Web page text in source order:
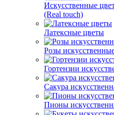
Искусственные
(Real touch)
Латексные цветы
Розы
Гортензии
Сакура
Пионы